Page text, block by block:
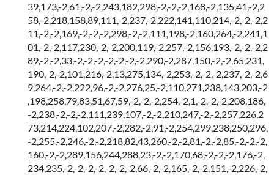
39,173,-2,61,-2,-2,243,182,298,-2,-2,-2,168,-2,135,41,-2,2
58,-2,218,158,89,111,-2,237,-2,222,141,110,214,-2,-2,-2,2
11,-2,-2,169,-2,-2,-2,298,-2,-2,111,198,-2,160,264,-2,241,1
01,-2,-2,117,230,-2,-2,200,119,-2,257,-2,156,193,-2,-2,-2,2
89,-2,-2,33,-2,-2,-2,-2,-2,-2,-2,290,-2,287,150,-2,-2,65,231,
190,-2,-2,101,216,-2,13,275,134,-2,253,-2,-2,-2,237,-2,-2,6
9,264,-2,-2,222,96,-2,-2,276,25,-2,110,271,238,143,203,-2
,198,258,79,83,51,67,59,-2,-2,-2,254,-2,1,-2,-2,-2,208,186,
-2,238,-2,-2,-2,111,239,107,-2,-2,210,247,-2,-2,257,226,2
73,214,224,102,207,-2,282,-2,91,-2,254,299,238,250,296,
-2,255,-2,246,-2,-2,218,82,43,260,-2,-2,81,-2,-2,85,-2,-2,-2,
160,-2,-2,289,156,244,288,23,-2,-2,170,68,-2,-2,-2,176,-2,
234,235,-2,-2,-2,-2,-2,-2,-2,66,-2,-2,165,-2,-2,151,-2,226,-2,